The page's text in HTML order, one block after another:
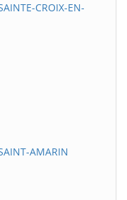
CROIX-EN-
AMARIN